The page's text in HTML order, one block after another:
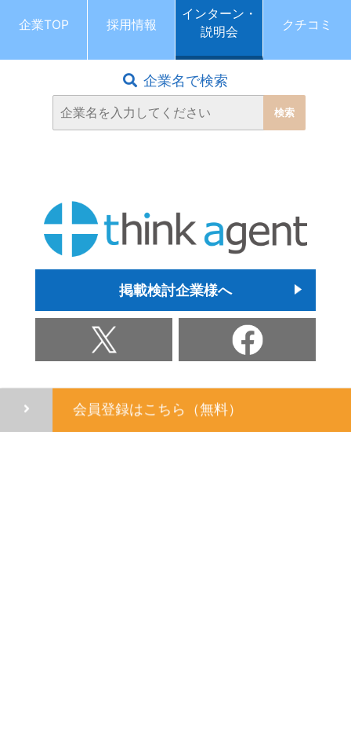
企業TOP 採用情報
インターン・
説明会
クチコミ
企業名で検索
掲載検討企業様へ
■ エンジニア就活利用規約会員登録はこちら（無料）